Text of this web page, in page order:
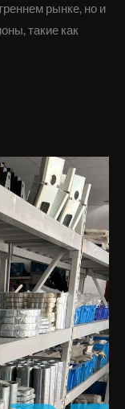
рынке, но и
такие как